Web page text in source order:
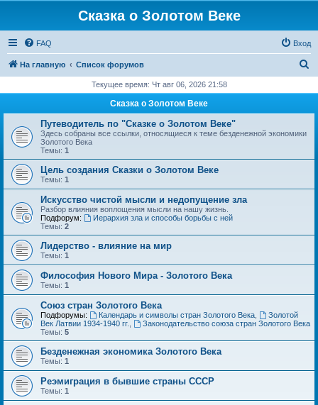
Сказка о Золотом Веке
FAQ Вход
На главную Список форумов
с
Текущее время: Чт авг 06, 2026 21:58
Сказка о Золотом Веке
Путеводитель по "Сказке о Золотом Веке"
Здесь собраны все ссылки, относящиеся к теме безденежной экономики
Золотого Века
Темы: 1
Цель создания Сказки о Золотом Веке
Темы: 1
Искусство чистой мысли и недопущение зла
Разбор влияния воплощения мысли на нашу жизнь.
Подфорум:
Иерархия зла и способы борьбы с ней
Темы: 2
Лидерство - влияние на мир
Темы: 1
Философия Нового Мира - Золотого Века
Темы: 1
Cоюз стран Золотого Века
Подфорумы: Календарь и символы стран Золотого Века,
Золотой
Век Латвии 1934-1940 гг.
Законодательство союза стран Золотого Века
Темы: 5
Безденежная экономика Золотого Века
Темы: 1
Реэмиграция в бывшие страны СССР
Темы: 1